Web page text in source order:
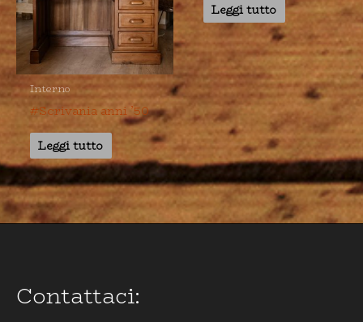
Interno
#Scrivania anni ’50
Leggi tutto
Leggi tutto
Contattaci: